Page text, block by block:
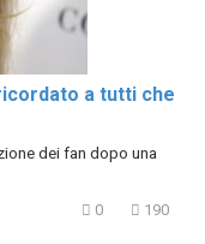
a tutti che
dei fan dopo una
0 190